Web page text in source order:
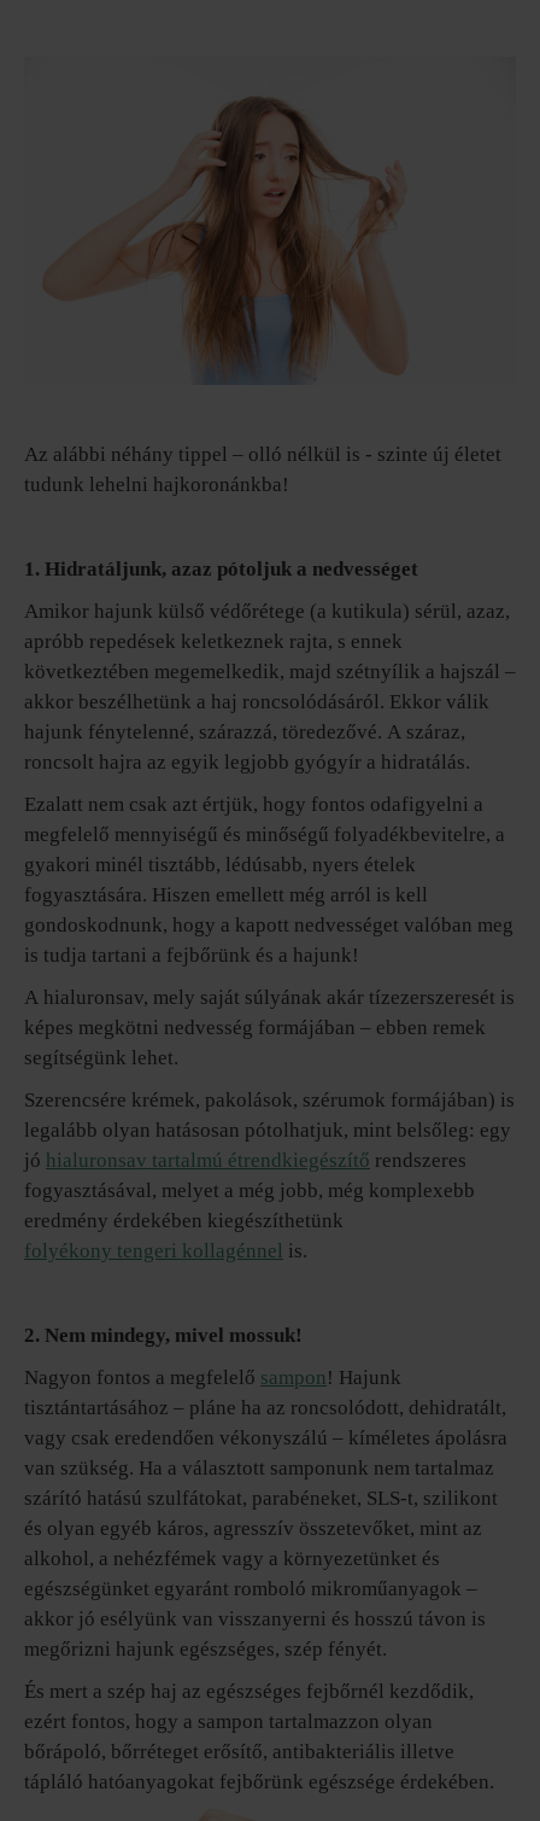
Az alábbi néhány tippel – olló nélkül is - szinte új életet
tudunk lehelni hajkoronánkba!
1. Hidratáljunk, azaz pótoljuk a nedvességet
Amikor hajunk külső védőrétege (a kutikula) sérül, azaz,
apróbb repedések keletkeznek rajta, s ennek
következtében megemelkedik, majd szétnyílik a hajszál –
akkor beszélhetünk a haj roncsolódásáról. Ekkor válik
hajunk fénytelenné, szárazzá, töredezővé. A száraz,
roncsolt hajra az egyik legjobb gyógyír a hidratálás.
Ezalatt nem csak azt értjük, hogy fontos odafigyelni a
megfelelő mennyiségű és minőségű folyadékbevitelre, a
gyakori minél tisztább, lédúsabb, nyers ételek
fogyasztására. Hiszen emellett még arról is kell
gondoskodnunk, hogy a kapott nedvességet valóban meg
is tudja tartani a fejbőrünk és a hajunk!
A hialuronsav, mely saját súlyának akár tízezerszeresét is
képes megkötni nedvesség formájában – ebben remek
segítségünk lehet.
Szerencsére krémek, pakolások, szérumok formájában) is
legalább olyan hatásosan pótolhatjuk, mint belsőleg: egy
jó hialuronsav tartalmú étrendkiegészítő rendszeres
fogyasztásával, melyet a még jobb, még komplexebb
eredmény érdekében kiegészíthetünk
folyékony tengeri kollagénnel is.
2. Nem mindegy, mivel mossuk!
Nagyon fontos a megfelelő sampon! Hajunk
tisztántartásához – pláne ha az roncsolódott, dehidratált,
vagy csak eredendően vékonyszálú – kíméletes ápolásra
van szükség. Ha a választott samponunk nem tartalmaz
szárító hatású szulfátokat, parabéneket, SLS-t, szilikont
és olyan egyéb káros, agresszív összetevőket, mint az
alkohol, a nehézfémek vagy a környezetünket és
egészségünket egyaránt romboló mikroműanyagok –
akkor jó esélyünk van visszanyerni és hosszú távon is
megőrizni hajunk egészséges, szép fényét.
És mert a szép haj az egészséges fejbőrnél kezdődik,
ezért fontos, hogy a sampon tartalmazzon olyan
bőrápoló, bőrréteget erősítő, antibakteriális illetve
tápláló hatóanyagokat fejbőrünk egészsége érdekében.